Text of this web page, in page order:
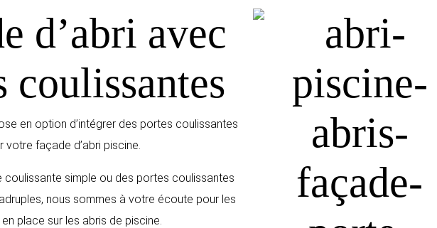
d’abri avec
coulissantes
en option d’intégrer des portes coulissantes
votre façade d’abri piscine.
coulissante simple ou des portes coulissantes
nous sommes à votre écoute pour les
place sur les abris de piscine.